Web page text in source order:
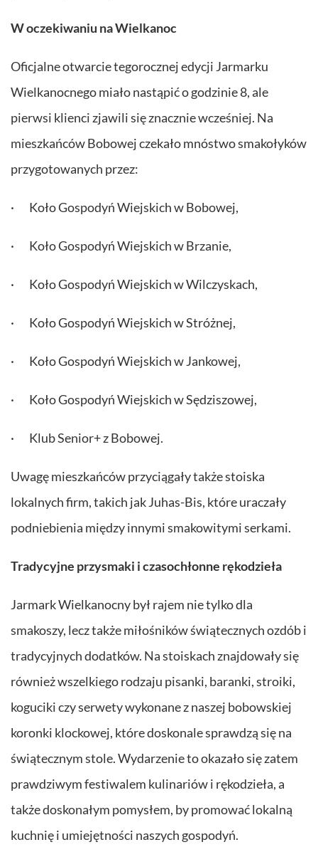
W oczekiwaniu na Wielkanoc
Oficjalne otwarcie tegorocznej edycji Jarmarku
Wielkanocnego miało nastąpić o godzinie 8, ale
pierwsi klienci zjawili się znacznie wcześniej. Na
mieszkańców Bobowej czekało mnóstwo smakołyków
przygotowanych przez:
· Koło Gospodyń Wiejskich w Bobowej,
· Koło Gospodyń Wiejskich w Brzanie,
· Koło Gospodyń Wiejskich w Wilczyskach,
· Koło Gospodyń Wiejskich w Stróżnej,
· Koło Gospodyń Wiejskich w Jankowej,
· Koło Gospodyń Wiejskich w Sędziszowej,
· Klub Senior+ z Bobowej.
Uwagę mieszkańców przyciągały także stoiska
lokalnych firm, takich jak Juhas-Bis, które uraczały
podniebienia między innymi smakowitymi serkami.
Tradycyjne przysmaki i czasochłonne rękodzieła
Jarmark Wielkanocny był rajem nie tylko dla
smakoszy, lecz także miłośników świątecznych ozdób i
tradycyjnych dodatków. Na stoiskach znajdowały się
również wszelkiego rodzaju pisanki, baranki, stroiki,
koguciki czy serwety wykonane z naszej bobowskiej
koronki klockowej, które doskonale sprawdzą się na
świątecznym stole. Wydarzenie to okazało się zatem
prawdziwym festiwalem kulinariów i rękodzieła, a
także doskonałym pomysłem, by promować lokalną
kuchnię i umiejętności naszych gospodyń.